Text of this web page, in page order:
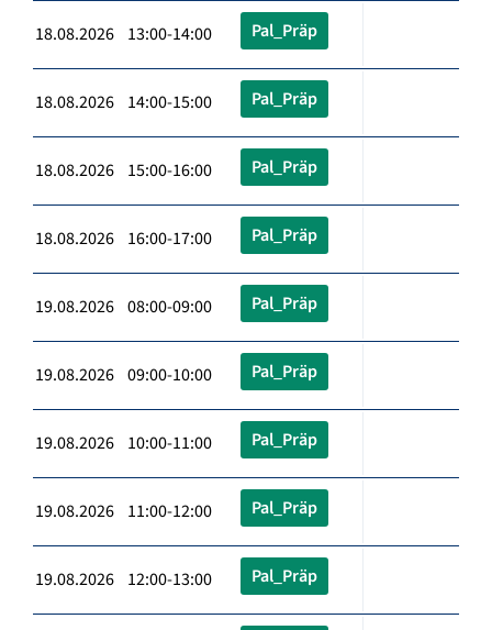
18.08.2026 13:00-14:00 Pal_Präp
18.08.2026 14:00-15:00 Pal_Präp
18.08.2026 15:00-16:00 Pal_Präp
18.08.2026 16:00-17:00 Pal_Präp
19.08.2026 08:00-09:00 Pal_Präp
19.08.2026 09:00-10:00 Pal_Präp
19.08.2026 10:00-11:00 Pal_Präp
19.08.2026 11:00-12:00 Pal_Präp
19.08.2026 12:00-13:00 Pal_Präp